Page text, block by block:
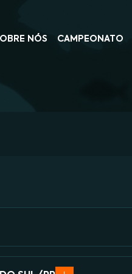
NÓS CAMPEONATO